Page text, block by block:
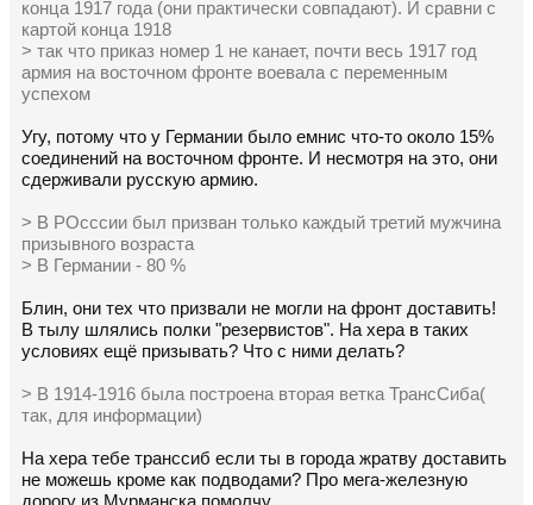
конца 1917 года (они практически совпадают). И сравни с
картой конца 1918
> так что приказ номер 1 не канает, почти весь 1917 год
армия на восточном фронте воевала с переменным
успехом
Угу, потому что у Германии было емнис что-то около 15%
соединений на восточном фронте. И несмотря на это, они
сдерживали русскую армию.
> В РОсссии был призван только каждый третий мужчина
призывного возраста
> В Германии - 80 %
Блин, они тех что призвали не могли на фронт доставить!
В тылу шлялись полки "резервистов". На хера в таких
условиях ещё призывать? Что с ними делать?
> В 1914-1916 была построена вторая ветка ТрансСиба(
так, для информации)
На хера тебе транссиб если ты в города жратву доставить
не можешь кроме как подводами? Про мега-железную